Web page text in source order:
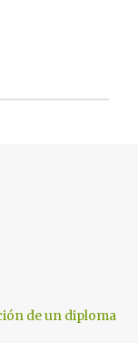
de un diploma